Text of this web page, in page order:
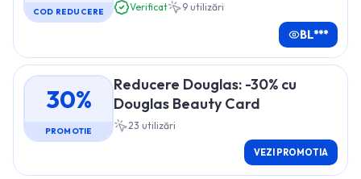
COD REDUCERE Verificat 9 utilizări
BL***
30%
PROMOTIE
Reducere Douglas: -30% cu
Douglas Beauty Card
23 utilizări
VEZI PROMOTIA